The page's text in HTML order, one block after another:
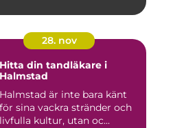
28. nov
Hitta din tandläkare i
Halmstad
Halmstad är inte bara känt
för sina vackra stränder och
livfulla kultur, utan oc...